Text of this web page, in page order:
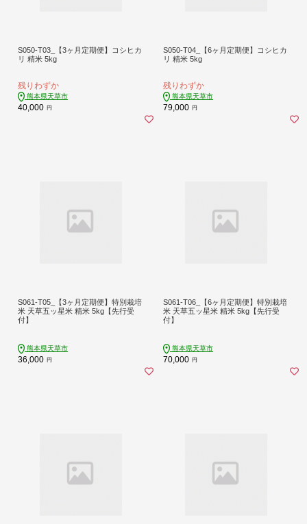
S050-T03_【3ヶ月定期便】コシヒカ
リ 精米 5kg
残りわずか
熊本県天草市
40,000 円
S050-T04_【6ヶ月定期便】コシヒカ
リ 精米 5kg
残りわずか
熊本県天草市
79,000 円
S061-T05_【3ヶ月定期便】特別栽培
米 天草五ッ星米 精米 5kg【先行受
付】
熊本県天草市
36,000 円
S061-T06_【6ヶ月定期便】特別栽培
米 天草五ッ星米 精米 5kg【先行受
付】
熊本県天草市
70,000 円